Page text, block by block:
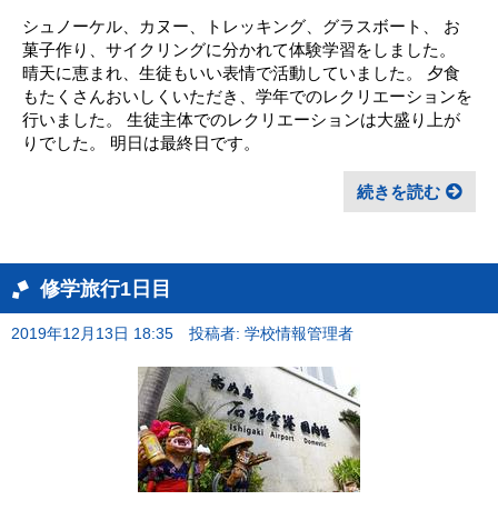
シュノーケル、カヌー、トレッキング、グラスボート、 お
菓子作り、サイクリングに分かれて体験学習をしました。
晴天に恵まれ、生徒もいい表情で活動していました。 夕食
もたくさんおいしくいただき、学年でのレクリエーションを
行いました。 生徒主体でのレクリエーションは大盛り上が
りでした。 明日は最終日です。
続きを読む
修学旅行1日目
2019年12月13日 18:35 投稿者: 学校情報管理者